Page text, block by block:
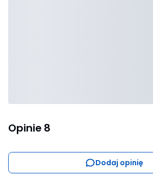
Opinie 8
Dodaj opinię